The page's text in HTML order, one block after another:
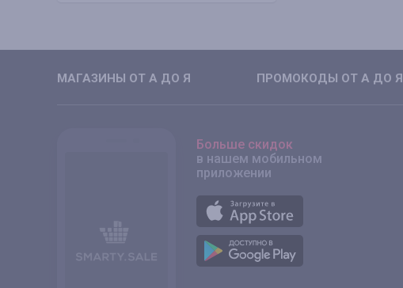
МАГАЗИНЫ ОТ А ДО Я ПРОМОКОДЫ ОТ А ДО Я
Больше скидок
в нашем мобильном
приложении